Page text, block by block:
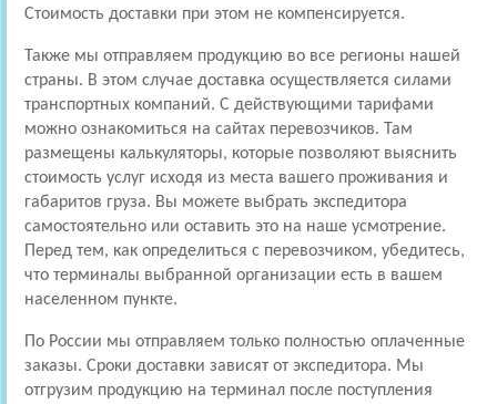
Стоимость доставки при этом не компенсируется.
Также мы отправляем продукцию во все регионы нашей
страны. В этом случае доставка осуществляется силами
транспортных компаний. С действующими тарифами
можно ознакомиться на сайтах перевозчиков. Там
размещены калькуляторы, которые позволяют выяснить
стоимость услуг исходя из места вашего проживания и
габаритов груза. Вы можете выбрать экспедитора
самостоятельно или оставить это на наше усмотрение.
Перед тем, как определиться с перевозчиком, убедитесь,
что терминалы выбранной организации есть в вашем
населенном пункте.
По России мы отправляем только полностью оплаченные
заказы. Сроки доставки зависят от экспедитора. Мы
отгрузим продукцию на терминал после поступления